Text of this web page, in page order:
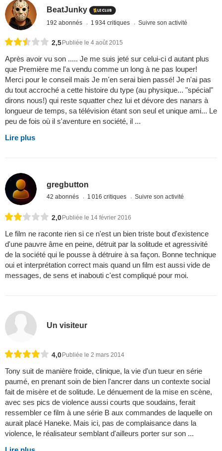
BeatJunky
192 abonnés 1 934 critiques Suivre son activité
2,5 Publiée le 4 août 2015
Après avoir vu son ..... Je me suis jeté sur celui-ci d autant plus
que Première me l'a vendu comme un long à ne pas louper!
Merci pour le conseil mais Je m'en serai bien passé! Je n'ai pas
du tout accroché a cette histoire du type (au physique... "spécial"
dirons nous!) qui reste squatter chez lui et dévore des nanars à
longueur de temps, sa télévision étant son seul et unique ami... Le
peu de fois où il s'aventure en société, il ...
Lire plus
gregbutton
42 abonnés 1 016 critiques Suivre son activité
2,0Publiée le 14 février 2016
Le film ne raconte rien si ce n'est un bien triste bout d'existence
d'une pauvre âme en peine, détruit par la solitude et agressivité
de la société qui le pousse à détruire à sa façon. Bonne technique
oui et interprétation correct mais quand un film est aussi vide de
messages, de sens et inabouti c'est compliqué pour moi.
Un visiteur
4,0 Publiée le 2 mars 2014
Tony suit de manière froide, clinique, la vie d'un tueur en série
paumé, en prenant soin de bien l'ancrer dans un contexte social
fait de misère et de solitude. Le dénuement de la mise en scène,
avec ses pics de violence aussi courts que soudains, ferait
ressembler ce film à une série B aux commandes de laquelle on
aurait placé Haneke. Mais ici, pas de complaisance dans la
violence, le réalisateur semblant d'ailleurs porter sur son ...